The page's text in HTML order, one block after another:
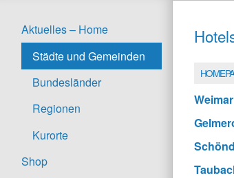
Aktuelles – Home
Städte und Gemeinden
Bundesländer
Regionen
Kurorte
Shop
Weimar